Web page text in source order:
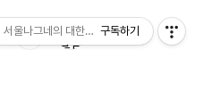
서울나그네의 대한민국 잡학사전
구독하기